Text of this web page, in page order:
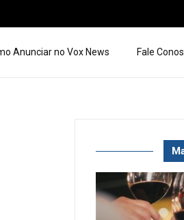
Anunciar no Vox News Fale